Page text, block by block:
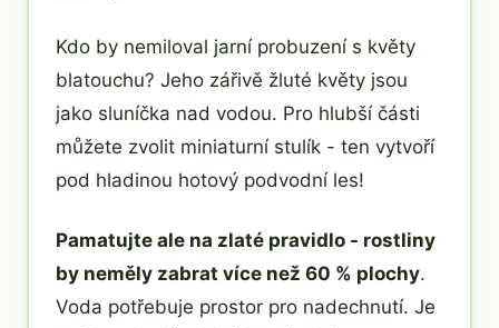
Kdo by nemiloval jarní probuzení s květy
blatouchu? Jeho zářivě žluté květy jsou
jako sluníčka nad vodou. Pro hlubší části
můžete zvolit miniaturní stulík - ten vytvoří
pod hladinou hotový podvodní les!
Pamatujte ale na zlaté pravidlo - rostliny
by neměly zabrat více než 60 % plochy.
Voda potřebuje prostor pro nadechnutí. Je